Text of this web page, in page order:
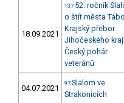
18.09.2021
137 52. ročník
o štít města
Krajský přebor
Jihočeského
Český pohár
veteránů
04.07.2021 97 Slalom ve
Strakonicích